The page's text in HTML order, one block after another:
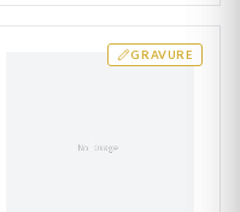
GRAVURE